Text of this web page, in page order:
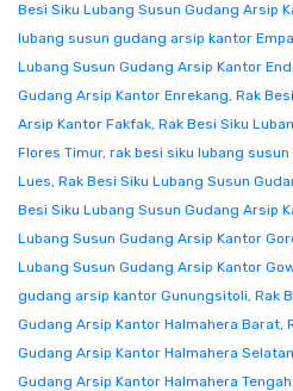
Besi Siku Lubang Susun Gudang Arsip
lubang susun gudang arsip kantor
Lubang Susun Gudang Arsip Kantor
Gudang Arsip Kantor Enrekang, Rak
Arsip Kantor Fakfak, Rak Besi Siku
Flores Timur, rak besi siku lubang
Lues, Rak Besi Siku Lubang Susun
Besi Siku Lubang Susun Gudang Arsip
Lubang Susun Gudang Arsip Kantor
Lubang Susun Gudang Arsip Kantor
gudang arsip kantor Gunungsitoli, Rak
Gudang Arsip Kantor Halmahera Barat,
Gudang Arsip Kantor Halmahera Selatan
Gudang Arsip Kantor Halmahera Tengah